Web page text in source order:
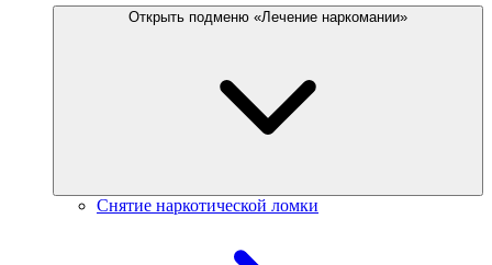
Открыть подменю «Лечение наркомании»
Снятие наркотической ломки